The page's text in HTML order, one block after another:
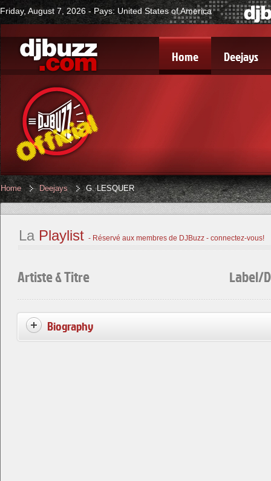
Friday, August 7, 2026 - Pays: United States of America
Home Deejays
Home Deejays G. LESQUER
La Playlist - Réservé aux membres de DJBuzz - connectez-vous!
Artiste & Titre Label/
Biography